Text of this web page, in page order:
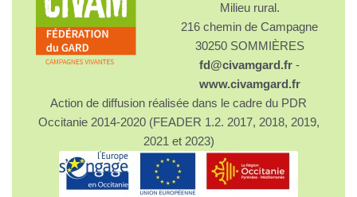
Milieu rural.
216 chemin de Campagne
30250 SOMMIÈRES
fd@civamgard.fr -
www.civamgard.fr
Action de diffusion réalisée dans le cadre du PDR
Occitanie 2014-2020 (FEADER 1.2. 2017, 2018, 2019,
2021 et 2023)